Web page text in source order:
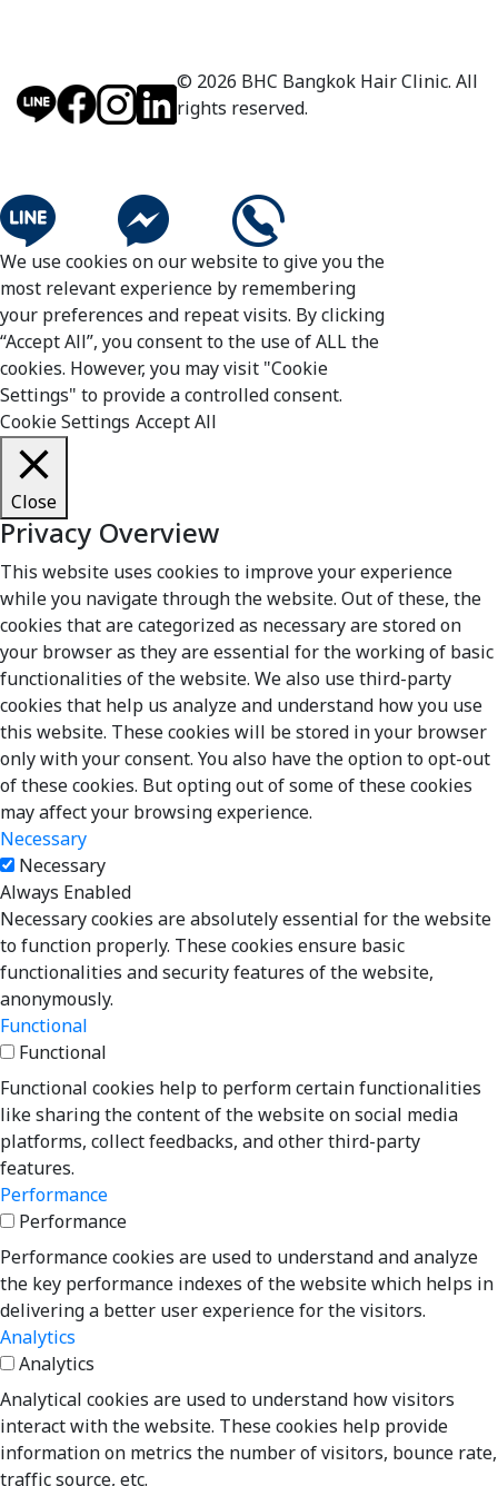
© 2026 BHC Bangkok Hair Clinic. All
rights reserved.
We use cookies on our website to give you the
most relevant experience by remembering
your preferences and repeat visits. By clicking
“Accept All”, you consent to the use of ALL the
cookies. However, you may visit "Cookie
Settings" to provide a controlled consent.
Cookie Settings Accept All
Close
Privacy Overview
This website uses cookies to improve your experience
while you navigate through the website. Out of these, the
cookies that are categorized as necessary are stored on
your browser as they are essential for the working of basic
functionalities of the website. We also use third-party
cookies that help us analyze and understand how you use
this website. These cookies will be stored in your browser
only with your consent. You also have the option to opt-out
of these cookies. But opting out of some of these cookies
may affect your browsing experience.
Necessary
Necessary
Always Enabled
Necessary cookies are absolutely essential for the website
to function properly. These cookies ensure basic
functionalities and security features of the website,
anonymously.
Functional
Functional
Functional cookies help to perform certain functionalities
like sharing the content of the website on social media
platforms, collect feedbacks, and other third-party
features.
Performance
Performance
Performance cookies are used to understand and analyze
the key performance indexes of the website which helps in
delivering a better user experience for the visitors.
Analytics
Analytics
Analytical cookies are used to understand how visitors
interact with the website. These cookies help provide
information on metrics the number of visitors, bounce rate,
traffic source, etc.